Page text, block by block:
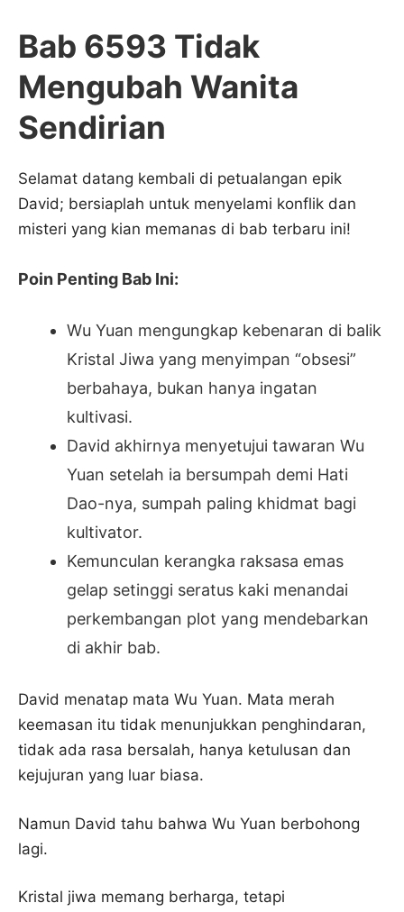
Bab 6593 Tidak
Mengubah Wanita
Sendirian
Selamat datang kembali di petualangan epik
David; bersiaplah untuk menyelami konflik dan
misteri yang kian memanas di bab terbaru ini!
Poin Penting Bab Ini:
Wu Yuan mengungkap kebenaran di balik
Kristal Jiwa yang menyimpan “obsesi”
berbahaya, bukan hanya ingatan
kultivasi.
David akhirnya menyetujui tawaran Wu
Yuan setelah ia bersumpah demi Hati
Dao-nya, sumpah paling khidmat bagi
kultivator.
Kemunculan kerangka raksasa emas
gelap setinggi seratus kaki menandai
perkembangan plot yang mendebarkan
di akhir bab.
David menatap mata Wu Yuan. Mata merah
keemasan itu tidak menunjukkan penghindaran,
tidak ada rasa bersalah, hanya ketulusan dan
kejujuran yang luar biasa.
Namun David tahu bahwa Wu Yuan berbohong
lagi.
Kristal jiwa memang berharga, tetapi